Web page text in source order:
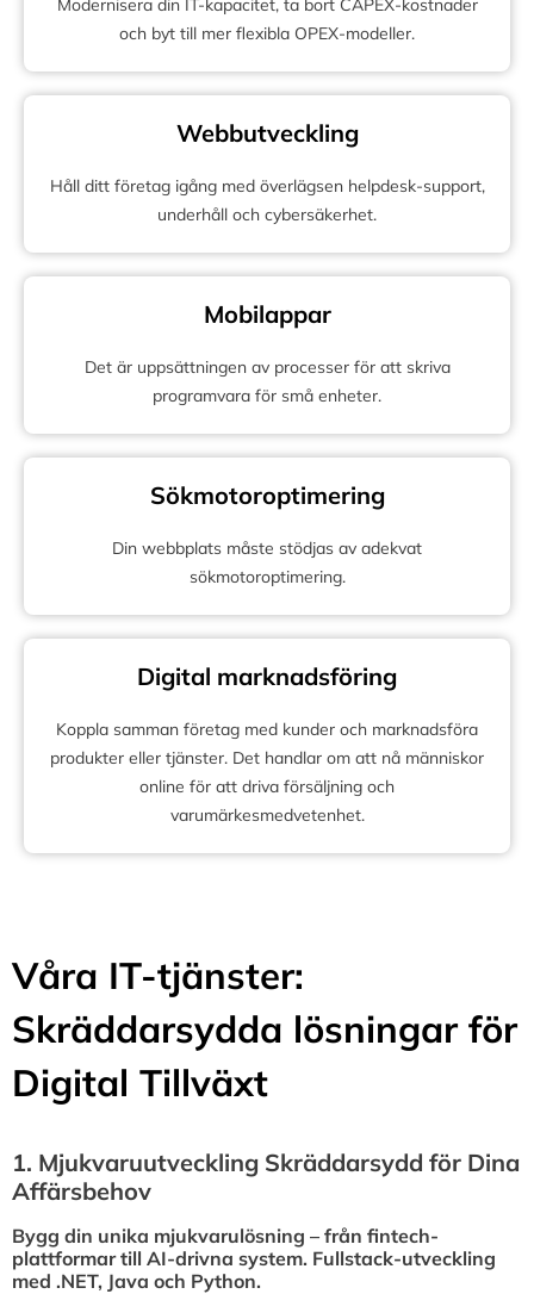
och byt till mer flexibla OPEX-modeller.
Webbutveckling
Håll ditt företag igång med överlägsen helpdesk-support,
underhåll och cybersäkerhet.
Mobilappar
Det är uppsättningen av processer för att skriva
programvara för små enheter.
Sökmotoroptimering
Din webbplats måste stödjas av adekvat
sökmotoroptimering.
Digital marknadsföring
Koppla samman företag med kunder och marknadsföra
produkter eller tjänster. Det handlar om att nå människor
online för att driva försäljning och
varumärkesmedvetenhet.
Våra IT-tjänster:
Skräddarsydda lösningar för
Digital Tillväxt
1.⁠ ⁠Mjukvaruutveckling Skräddarsydd för Dina
Affärsbehov
Bygg din unika mjukvarulösning – från fintech-
plattformar till AI-drivna system. Fullstack-utveckling
med .NET, Java och Python.